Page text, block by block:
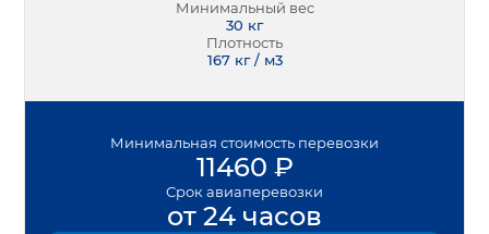
Минимальный вес
30 кг
Плотность
167 кг / м3
Минимальная стоимость перевозки
11460 ₽
Срок авиаперевозки
от 24 часов